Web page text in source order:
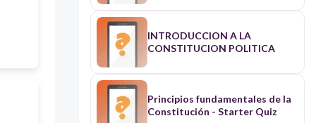
INTRODUCCION A LA
CONSTITUCION POLITICA
Principios fundamentales de la
Constitución - Starter Quiz